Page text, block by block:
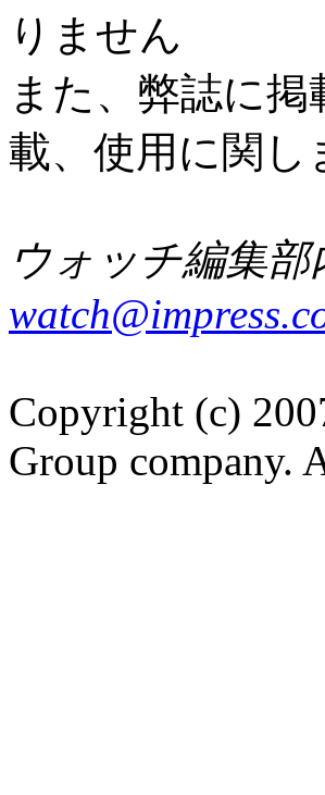
りません
また、弊誌に
載、使用に関
ウォッチ編集部
Copyright (c)
Group company.